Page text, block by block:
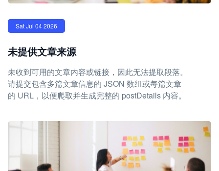
Sat Jul 04 2026
未提供文章来源
未收到可用的文章内容或链接，因此无法提取段落。
请提交包含多篇文章信息的 JSON 数组或每篇文章
的 URL，以便爬取并生成完整的 postDetails 内容。